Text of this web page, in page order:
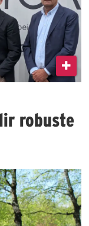
robuste